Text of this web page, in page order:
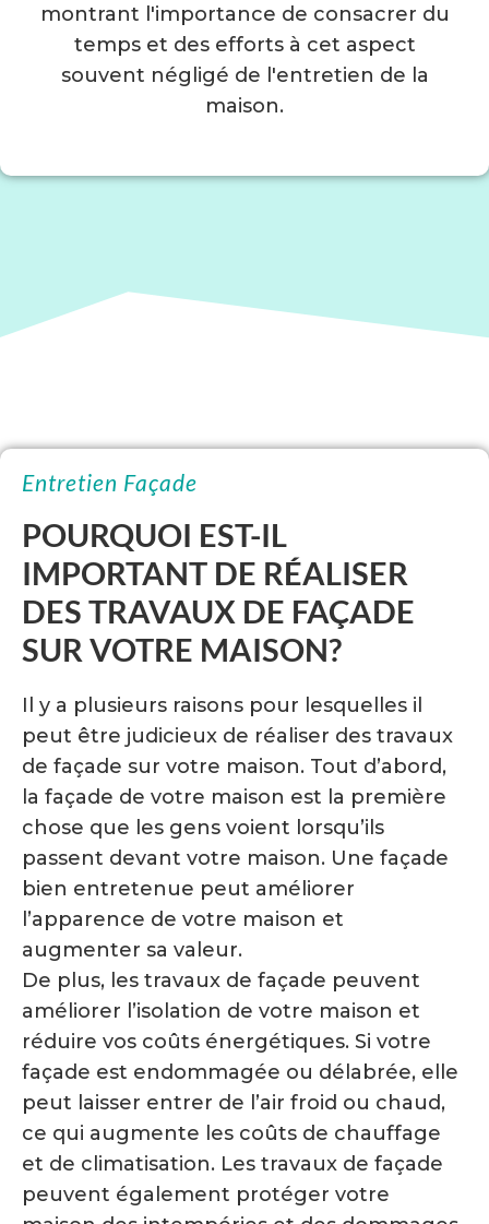
montrant l'importance de consacrer du
temps et des efforts à cet aspect
souvent négligé de l'entretien de la
maison.
Entretien Façade
POURQUOI EST-IL
IMPORTANT DE RÉALISER
DES TRAVAUX DE FAÇADE
SUR VOTRE MAISON?
Il y a plusieurs raisons pour lesquelles il
peut être judicieux de réaliser des travaux
de façade sur votre maison. Tout d’abord,
la façade de votre maison est la première
chose que les gens voient lorsqu’ils
passent devant votre maison. Une façade
bien entretenue peut améliorer
l’apparence de votre maison et
augmenter sa valeur.
De plus, les travaux de façade peuvent
améliorer l’isolation de votre maison et
réduire vos coûts énergétiques. Si votre
façade est endommagée ou délabrée, elle
peut laisser entrer de l’air froid ou chaud,
ce qui augmente les coûts de chauffage
et de climatisation. Les travaux de façade
peuvent également protéger votre